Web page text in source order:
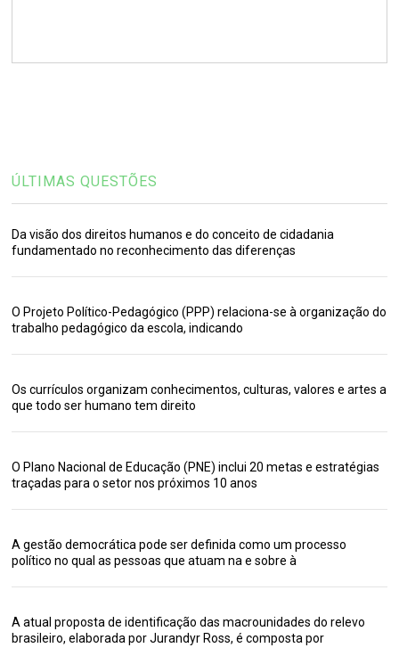
ÚLTIMAS QUESTÕES
Da visão dos direitos humanos e do conceito de cidadania
fundamentado no reconhecimento das diferenças
O Projeto Político-Pedagógico (PPP) relaciona-se à organização do
trabalho pedagógico da escola, indicando
Os currículos organizam conhecimentos, culturas, valores e artes a
que todo ser humano tem direito
O Plano Nacional de Educação (PNE) inclui 20 metas e estratégias
traçadas para o setor nos próximos 10 anos
A gestão democrática pode ser definida como um processo
político no qual as pessoas que atuam na e sobre à
A atual proposta de identificação das macrounidades do relevo
brasileiro, elaborada por Jurandyr Ross, é composta por